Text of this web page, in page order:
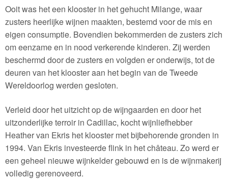
Ooit was het een klooster in het gehucht Milange, waar
zusters heerlijke wijnen maakten, bestemd voor de mis en
eigen consumptie. Bovendien bekommerden de zusters zich
om eenzame en in nood verkerende kinderen. Zij werden
beschermd door de zusters en volgden er onderwijs, tot de
deuren van het klooster aan het begin van de Tweede
Wereldoorlog werden gesloten.
Verleid door het uitzicht op de wijngaarden en door het
uitzonderlijke terroir in Cadillac, kocht wijnliefhebber
Heather van Ekris het klooster met bijbehorende gronden in
1994. Van Ekris investeerde flink in het château. Zo werd er
een geheel nieuwe wijnkelder gebouwd en is de wijnmakerij
volledig gerenoveerd.